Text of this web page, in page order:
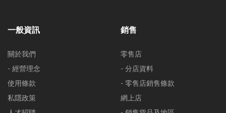
一般資訊
關於我們
- 經營理念
使用條款
私隱政策
銷售
零售店
- 分店資料
- 零售店銷售條款
網上店